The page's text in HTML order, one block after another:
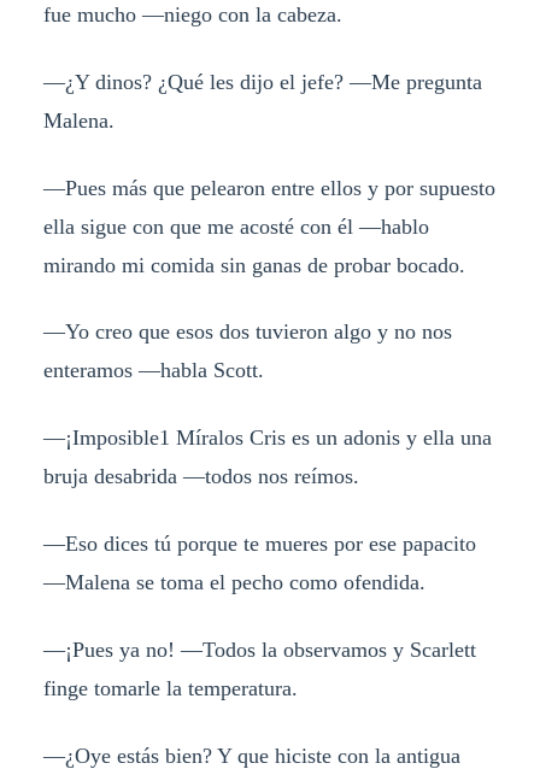
fue mucho —niego con la cabeza.
—¿Y dinos? ¿Qué les dijo el jefe? —Me pregunta
Malena.
—Pues más que pelearon entre ellos y por supuesto
ella sigue con que me acosté con él —hablo
mirando mi comida sin ganas de probar bocado.
—Yo creo que esos dos tuvieron algo y no nos
enteramos —habla Scott.
—¡Imposible1 Míralos Cris es un adonis y ella una
bruja desabrida —todos nos reímos.
—Eso dices tú porque te mueres por ese papacito
—Malena se toma el pecho como ofendida.
—¡Pues ya no! —Todos la observamos y Scarlett
finge tomarle la temperatura.
—¿Oye estás bien? Y que hiciste con la antigua